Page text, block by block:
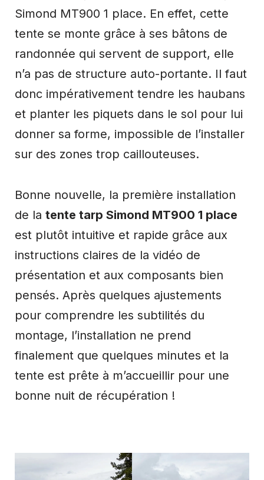
Simond MT900 1 place. En effet, cette
tente se monte grâce à ses bâtons de
randonnée qui servent de support, elle
n’a pas de structure auto-portante. Il faut
donc impérativement tendre les haubans
et planter les piquets dans le sol pour lui
donner sa forme, impossible de l’installer
sur des zones trop caillouteuses.
Bonne nouvelle, la première installation
de la tente tarp Simond MT900 1 place
est plutôt intuitive et rapide grâce aux
instructions claires de la vidéo de
présentation et aux composants bien
pensés. Après quelques ajustements
pour comprendre les subtilités du
montage, l’installation ne prend
finalement que quelques minutes et la
tente est prête à m’accueillir pour une
bonne nuit de récupération !